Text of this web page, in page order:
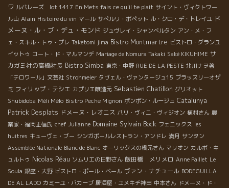
ワ ルバレーズ lot 1417 En Mets fais ce qu'il te plait サイント・ヴィクトワー
ル山 Alain Histoire du vin マール サぺルリ・ポペット ル・クロ・デ・トレイユ ド
メーヌ・ル・ブ・デュ・モンド ジュヴレイ・シャンベルタン アン・メ・フ
ェ・スキル・トゥ・プレ Taketomi jima Bistro Montmartre ビストロ・グランユ
イットゥ コート・ド・マルマンデ Mariage de Nomura Takaki Saké KIKUHIME サ
カガミ社の高橋社長 Bistro Simba 東京・中野 RUE DE LA PESTE 北川ナヲ著
「テロワール」文芸社 Strohmeier タヴェル・ヴァンタージュ15 ブラッスリーオザ
ミ フィリップ・テシエ カプリエ醸造元 Sebastien Chatillon グリオット
Shubidoba Méli Mélo Bistro Peche Mignon ポンポン・ルージュ Catalunya
Patrick Desplats ドメーヌ・レオニス パリ・ヴィニ・ヴィジオン 植村さん 農
業家・福岡正信氏 chef Julianne Domaine Sylvain Bock フェニックス les
huitres キューヴェ・ブー シンガポールレストラン・アンドレ 満月 サンタン
Assemblée Nationale Blanc de Blanc オーリックスの橋元さん マリオン カルボ・キ
ュルトゥ Nicolas Réau ソムリエの日野さん 飯田橋 メリメロ Anne Paillet Le
Soula 銀座・大野 ビストロ・ポール・ベール ヴァン・ナチュール BODEGUILLA
DE AL LADO カミーユ・バカーブ 居酒屋・ユメキチ神田 中本さん ドメーヌ・ド・